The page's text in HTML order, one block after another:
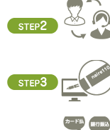
クッキーやウェ
易に認識できな
ません。
i) 個人情報保護方
当社ホームペー